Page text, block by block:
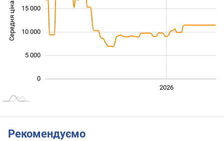
Середня ціна
0
5 000
10 000
15 000
2026
Рекомендуємо